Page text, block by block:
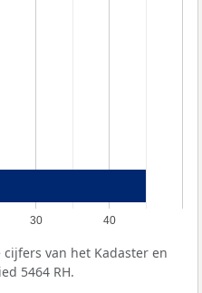
30 40
van het Kadaster en
5464 RH.